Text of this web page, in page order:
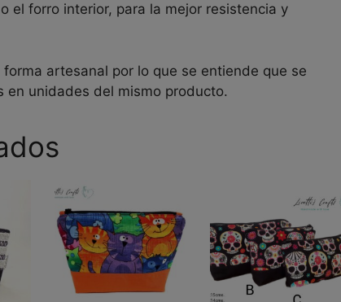
el forro interior, para la mejor resistencia y
artesanal por lo que se entiende que se
en unidades del mismo producto.